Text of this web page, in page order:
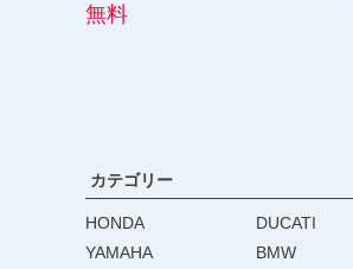
無料
カテゴリー
HONDA
YAMAHA
DUCATI
BMW